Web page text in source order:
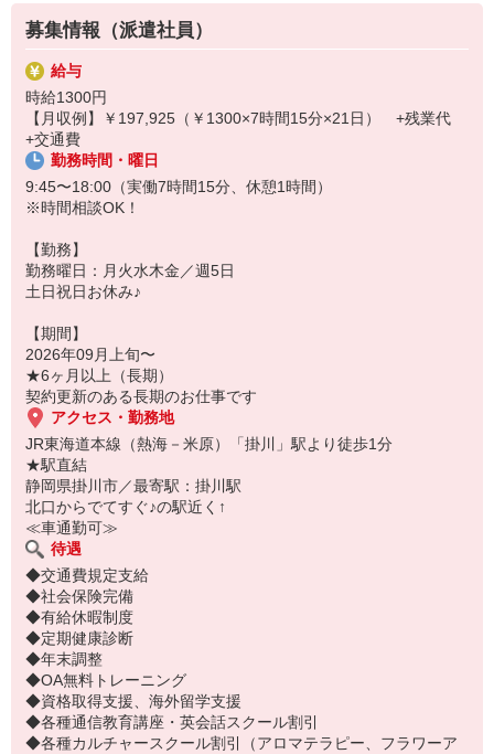
●顧客ファイル作成 等
募集情報（派遣社員）
給与
時給1300円
【月収例】￥197,925（￥1300×7時間15分×21日） +残業代
+交通費
勤務時間・曜日
9:45〜18:00（実働7時間15分、休憩1時間）
※時間相談OK！
【勤務】
勤務曜日：月火水木金／週5日
土日祝日お休み♪
【期間】
2026年09月上旬〜
★6ヶ月以上（長期）
契約更新のある長期のお仕事です
アクセス・勤務地
JR東海道本線（熱海－米原）「掛川」駅より徒歩1分
★駅直結
静岡県掛川市／最寄駅：掛川駅
北口からでてすぐ♪の駅近く↑
≪車通勤可≫
待遇
◆交通費規定支給
◆社会保険完備
◆有給休暇制度
◆定期健康診断
◆年末調整
◆OA無料トレーニング
◆資格取得支援、海外留学支援
◆各種通信教育講座・英会話スクール割引
◆各種カルチャースクール割引（アロマテラピー、フラワーア